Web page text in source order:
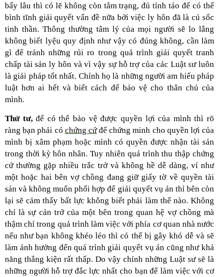
bấy lâu thì có lẽ không còn tâm trạng, đủ tỉnh táo để có thể
bình tĩnh giải quyết vấn đề nữa bởi việc ly hôn đã là cú sốc
tinh thần. Thông thường tâm lý của mọi người sẽ lo lắng
không biết lyệu quy định như vậy có đúng không, cần làm
gì để tránh những rủi ro trong quá trình giải quyết tranh
chấp tài sản ly hôn và vì vậy sự hỗ trợ của các Luật sư luôn
là giải pháp tốt nhất. Chính họ là những người am hiểu pháp
luật hơn ai hết và biết cách để bảo vệ cho thân chủ của
mình.
Thứ tư,để có thể bảo vệ được quyền lợi của mình thì rõ
ràng bạn phải có chứng cứđể chứng minh cho quyền lợi của
mình bị xâm phạm hoặc mình có quyền được nhận tài sản
trong thời kỳ hôn nhân. Tuy nhiên quá trình thu thập chứng
cứ thường gặp nhiều trắc trở và không hề dễ dàng, ví như
một hoặc hai bên vợ chồng đang giữ giấy tờ về quyền tài
sản và không muốn phối hợp để giải quyết vụ án thì bên còn
lại sẽ cảm thấy bất lực không biết phải làm thế nào. Không
chỉ là sự cản trở của một bên trong quan hệ vợ chồng mà
thậm chí trong quá trình làm việc với phía cơ quan nhà nước
nếu như bạn không khéo léo thì có thể bị gây khó dễ và sẽ
làm ảnh hưởng đến quá trình giải quyết vụ án cũng như khả
năng thắng kiện rất thấp. Do vậy chính những Luật sư sẽ là
những người hỗ trợ đắc lực nhất cho bạn để làm việc với cơ